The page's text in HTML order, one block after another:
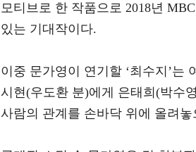
모티브로 한 작품으로 2018년
있는 기대작이다.
이중 문가영이 연기할 ‘최수지’는
시현(우도환 분)에게 은태희(박수
사람의 관계를 손바닥 위에 올려